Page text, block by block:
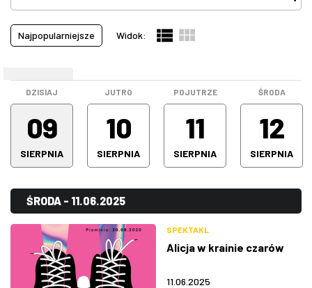
GASTRONOMIA
W RZESZOWIE
Koncerty
(80)
Pokazy filmowe
Spotkanie
(0)
Warsztaty
(0)
Wszystkie kategorie
(191)
Najpopularniejsze Widok:
DZISIAJ
09
SIERPNIA
JUTRO
10
SIERPNIA
POJUTRZE
11
SIERPNIA
ŚRODA
12
SIERPNIA
ŚRODA - 11.06.2025
SPEKTAKL
Alicja w krainie czarów
11.06.2025